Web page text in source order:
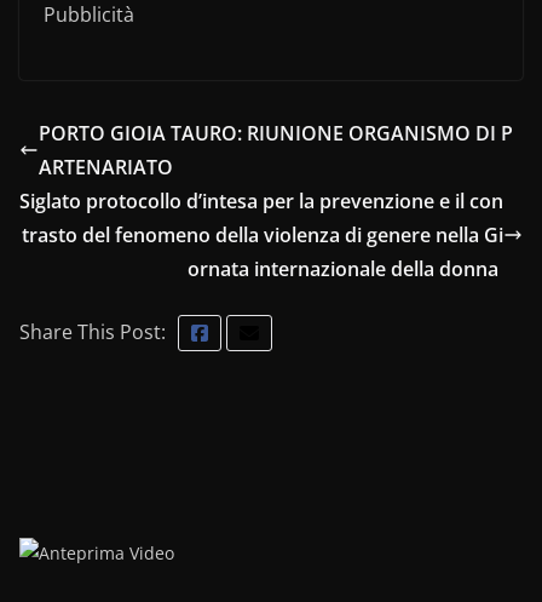
Pubblicità
PORTO GIOIA TAURO: RIUNIONE ORGANISMO DI P
ARTENARIATO
Siglato protocollo d’intesa per la prevenzione e il con
trasto del fenomeno della violenza di genere nella Gi
ornata internazionale della donna
Share This Post: